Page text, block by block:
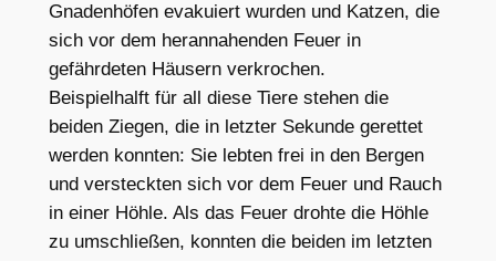
Gnadenhöfen evakuiert wurden und Katzen, die
sich vor dem herannahenden Feuer in
gefährdeten Häusern verkrochen.
Beispielhalft für all diese Tiere stehen die
beiden Ziegen, die in letzter Sekunde gerettet
werden konnten: Sie lebten frei in den Bergen
und versteckten sich vor dem Feuer und Rauch
in einer Höhle. Als das Feuer drohte die Höhle
zu umschließen, konnten die beiden im letzten